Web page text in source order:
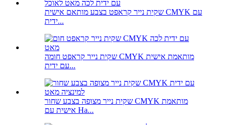
שקית נייר קראפט בצבע מותאם אישית CMYK עם
ידית...
שקית נייר קראפט חומה CMYK מותאמת אישית
עם ידית...
שקית נייר מצופה בצבע שחור CMYK מותאמת
אישית עם Ha...